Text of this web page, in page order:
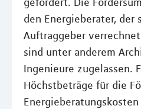
den Energieberater, der
Auftraggeber
sind unter anderem
Ingenieure zugelassen.
Höchstbeträge für die